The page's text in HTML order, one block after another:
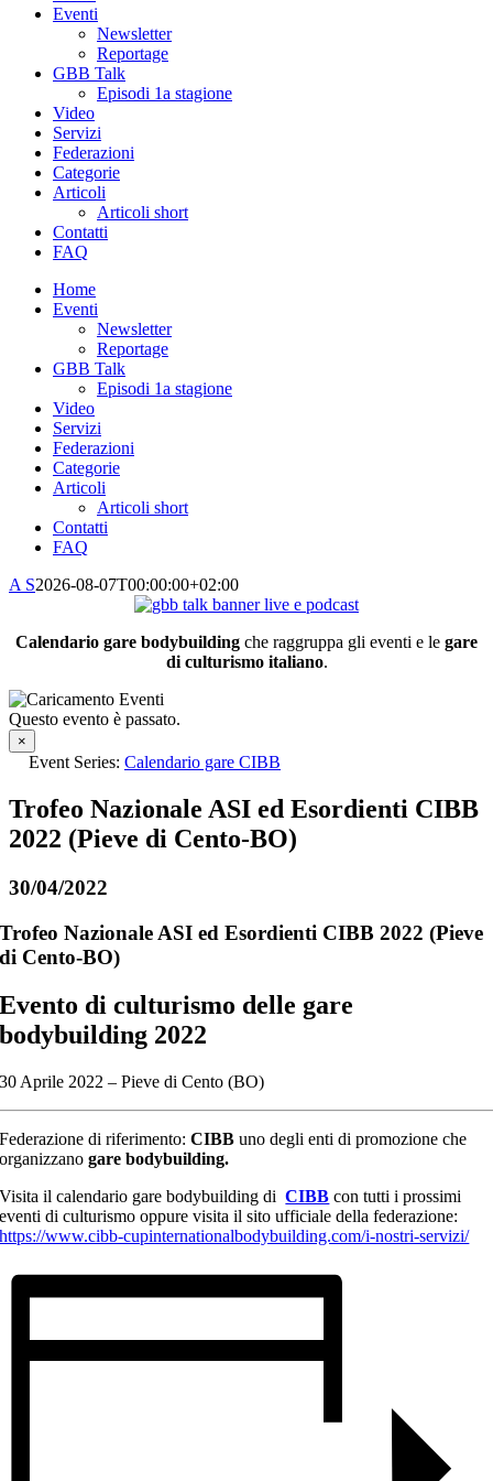
Eventi
Newsletter
Reportage
GBB Talk
Episodi 1a stagione
Video
Servizi
Federazioni
Categorie
Articoli
Articoli short
Contatti
FAQ
Home
Eventi
Newsletter
Reportage
GBB Talk
Episodi 1a stagione
Video
Servizi
Federazioni
Categorie
Articoli
Articoli short
Contatti
FAQ
A S2026-08-07T00:00:00+02:00
Calendario gare bodybuilding che raggruppa gli eventi e le gare
di culturismo italiano.
Questo evento è passato.
×
Event Series: Calendario gare CIBB
Trofeo Nazionale ASI ed Esordienti CIBB
2022 (Pieve di Cento-BO)
30/04/2022
Trofeo Nazionale ASI ed Esordienti CIBB 2022 (Pieve
di Cento-BO)
Evento di culturismo delle gare
bodybuilding 2022
30 Aprile 2022 – Pieve di Cento (BO)
Federazione di riferimento:CIBBuno degli enti di promozione che
organizzanogare bodybuilding.
Visita il calendario gare bodybuilding di CIBB con tutti i prossimi
eventi di culturismo oppure visita il sito ufficiale della federazione:
https://www.cibb-cupinternationalbodybuilding.com/i-nostri-servizi/